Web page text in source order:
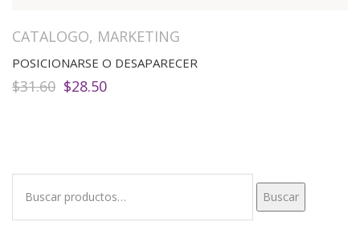
CATALOGO, MARKETING
POSICIONARSE O DESAPARECER
$31.60 El
$28.50El
Buscar